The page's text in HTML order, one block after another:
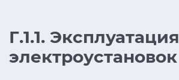
Г.1.1. Эксплуатация
электроустановок